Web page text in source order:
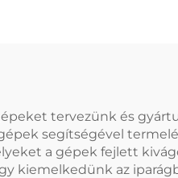
tervezünk és
segítségével
a gépek fejlett
kiemelkedünk az